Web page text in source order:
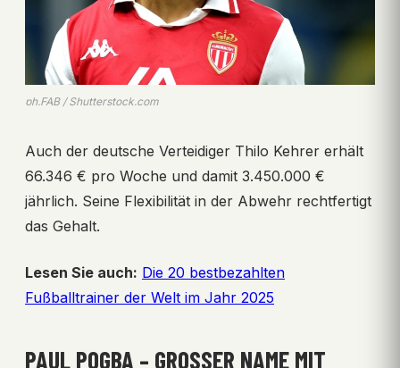
ph.FAB / Shutterstock.com
Auch der deutsche Verteidiger Thilo Kehrer erhält
66.346 € pro Woche und damit 3.450.000 €
jährlich. Seine Flexibilität in der Abwehr rechtfertigt
das Gehalt.
Lesen Sie auch: Die 20 bestbezahlten
Fußballtrainer der Welt im Jahr 2025
PAUL POGBA – GROSSER NAME MIT H